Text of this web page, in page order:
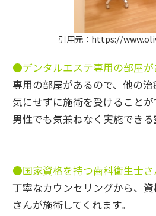
引用元：https://
●デンタルエステ専用の部屋が
専用の部屋があるので、他の
気にせずに施術を受けることが
男性でも気兼ねなく実施できる
●国家資格を持つ歯科衛生士さ
丁寧なカウンセリングから、
さんが施術してくれます。